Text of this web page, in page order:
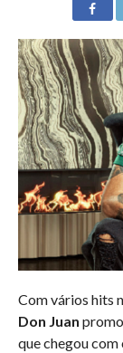
Com vários hits
Don Juan
que chegou